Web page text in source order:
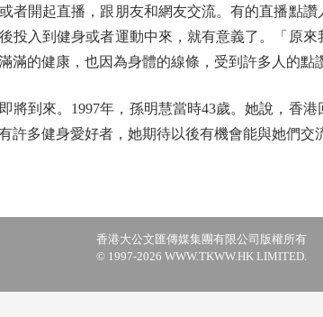
者開起直播，跟朋友和網友交流。有的直播點
投入到健身或者運動中來，就有意義了。「原
滿的健康，也因為身體的線條，受到許多人的點
到來。1997年，孫明慧當時43歲。她說，香港
許多健身愛好者，她期待以後有機會能與她們交
香港大公文匯傳媒集團有限公司版權所有
© 1997-2026 WWW.TKWW.HK LIMITED.